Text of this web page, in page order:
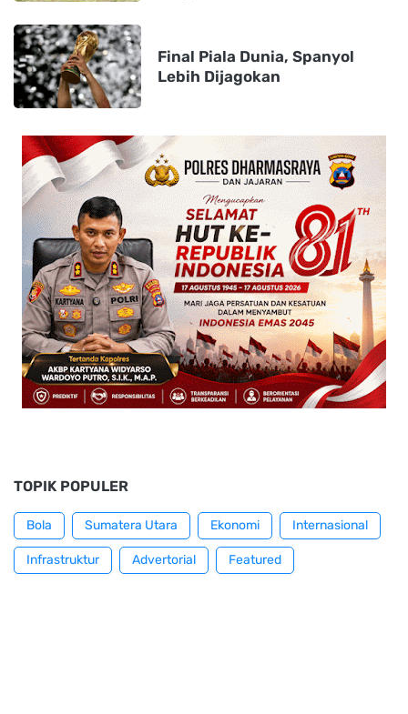
Final Piala Dunia, Spanyol
Lebih Dijagokan
TOPIK POPULER
Bola Sumatera Utara Ekonomi Internasional
Infrastruktur Advertorial Featured